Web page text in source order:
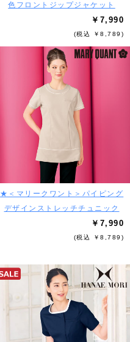
色フロントジップジャケット
￥7,990
(税込 ￥8,789)
★＜マリークワント＞パイピング
デザインストレッチチュニック
￥7,990
(税込 ￥8,789)